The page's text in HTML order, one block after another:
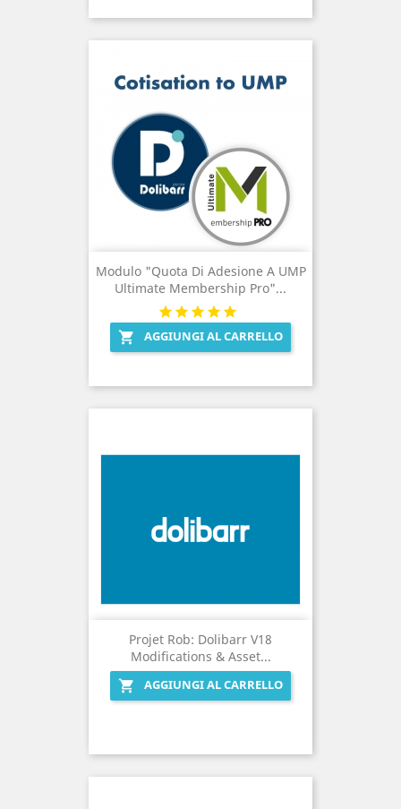
Modulo "Quota Di Adesione A UMP
Ultimate Membership Pro"...
 AGGIUNGI AL CARRELLO
Projet Rob: Dolibarr V18
Modifications & Asset...

AGGIUNGI AL CARRELLO